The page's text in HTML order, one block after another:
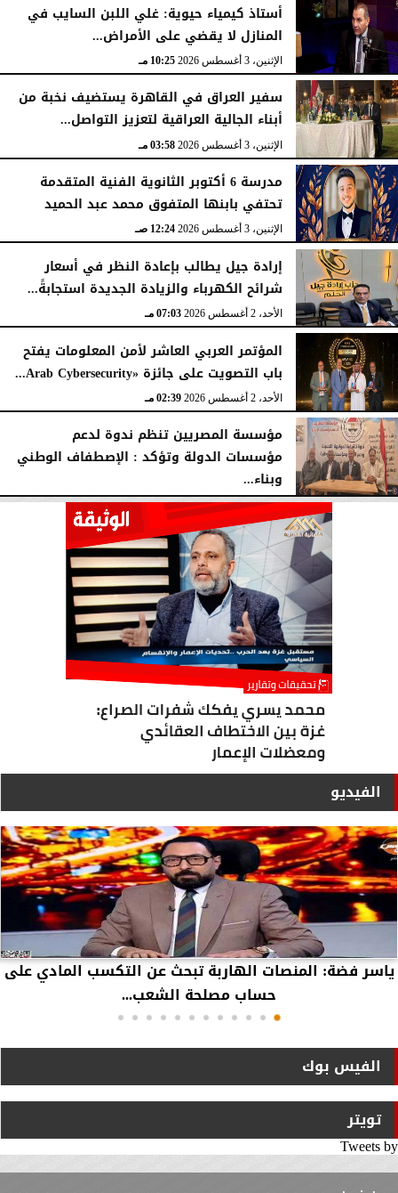
أستاذ كيمياء حيوية: غلي اللبن السايب في
المنازل لا يقضي على الأمراض...
الإثنين، 3 أغسطس 2026 10:25 مـ
سفير العراق في القاهرة يستضيف نخبة من
أبناء الجالية العراقية لتعزيز التواصل...
الإثنين، 3 أغسطس 2026 03:58 مـ
مدرسة 6 أكتوبر الثانوية الفنية المتقدمة
تحتفي بابنها المتفوق محمد عبد الحميد
الإثنين، 3 أغسطس 2026 12:24 صـ
إرادة جيل يطالب بإعادة النظر في أسعار
شرائح الكهرباء والزيادة الجديدة استجابةً...
الأحد، 2 أغسطس 2026 07:03 مـ
المؤتمر العربي العاشر لأمن المعلومات يفتح
باب التصويت على جائزة «Arab Cybersecurity...
الأحد، 2 أغسطس 2026 02:39 مـ
مؤسسة المصريين تنظم ندوة لدعم
مؤسسات الدولة وتؤكد : الإصطفاف الوطني
وبناء...
الأحد، 2 أغسطس 2026 10:20 صـ
الفيديو
ياسر فضة: المنصات الهاربة تبحث عن التكسب المادي على
حساب مصلحة الشعب...
الفيس بوك
تويتر
Tweets by